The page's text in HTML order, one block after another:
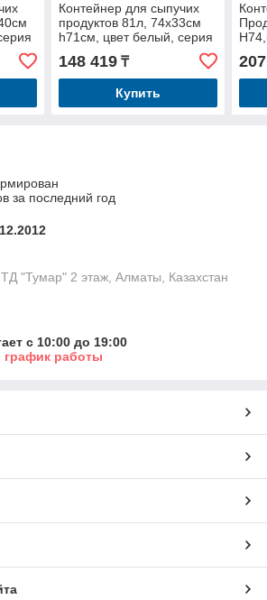
Контейнер для сыпучих
продуктов 81л, 74х33см
h71см, цвет белый, серия
Jiwins JW-S81
148 419₸
Купить
за последний год
"Тумар" 2 этаж, Алматы, Казахстан
с 10:00 до 19:00
график работы